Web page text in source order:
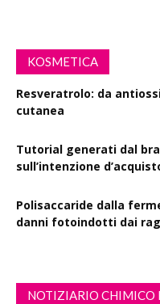
KOSMETICA
Resveratrolo: da
cutanea
Tutorial generati dal
sull’intenzione
Polisaccaride dalla
danni fotoindotti dai
NOTIZIARIO CHIMICO